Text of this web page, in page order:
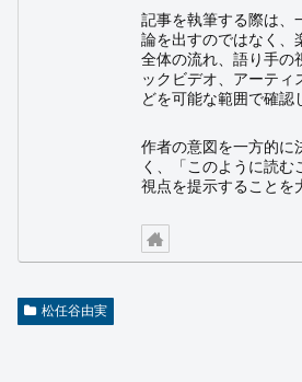
記事を執筆する際は、
論を出すのではなく、
全体の流れ、語り手の
ックビデオ、アーティ
どを可能な範囲で確認
作者の意図を一方的に
く、「このように読む
視点を提示することを
松任谷由実